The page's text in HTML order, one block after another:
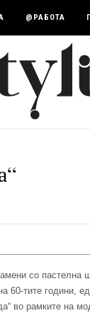
@РАБОТА
со пастелна
60-тите години,
во рамките на